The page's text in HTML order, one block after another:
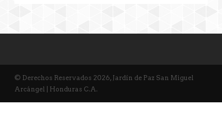
© Derechos Reservados 2026, Jardín de Paz San Miguel
Arcángel | Honduras C.A.